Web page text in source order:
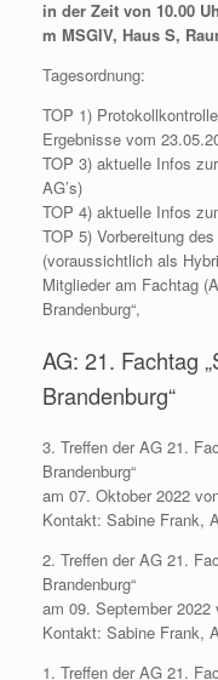
in der Zeit von 10.00
m MSGIV, Haus S,
Tagesordnung:
TOP 1)
Ergebnisse vom
TOP 3) aktuelle Infos
AG’s)
TOP 4) aktuelle Infos
TOP 5) Vorbereitung
(voraussichtlich als
Mitglieder am Fachtag
Brandenburg“,
AG: 21. Fachtag
Brandenburg“
3. Treffen der AG 21.
Brandenburg“
am 07. Oktober 2022
Kontakt: Sabine Frank,
2. Treffen der AG 21.
Brandenburg“
am 09. September
Kontakt: Sabine Frank,
1. Treffen der AG 21.